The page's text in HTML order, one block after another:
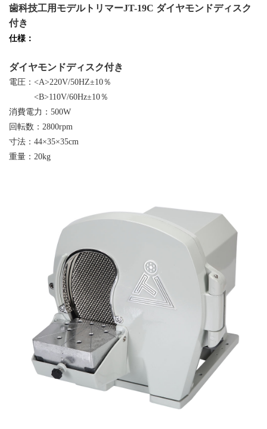
歯科技工用モデルトリマーJT-19C ダイヤモンドディスク
付き
仕様：
ダイヤモンドディスク付き
電圧： <A>220V/50HZ±10％
<B>110V/60Hz±10％
消費電力： 500W
回転数： 2800rpm
寸法： 44×35×35cm
重量： 20kg